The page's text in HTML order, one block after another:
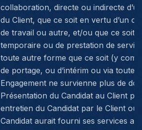
collaboration, directe ou indirecte
du Client, que ce soit en vertu d’un
de travail ou autre, et/ou que ce soit
temporaire ou de prestation de
toute autre forme que ce soit (y
de portage, ou d’intérim ou via toute
Engagement ne survienne plus de
Présentation du Candidat au Client
entretien du Candidat par le Client ou
Candidat aurait fourni ses services